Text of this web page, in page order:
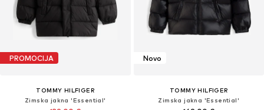
PROMOCIJA
TOMMY HILFIGER
Zimska jakna 'Essential'
Novo
TOMMY HILFIGER
Zimska jakna 'Essential'